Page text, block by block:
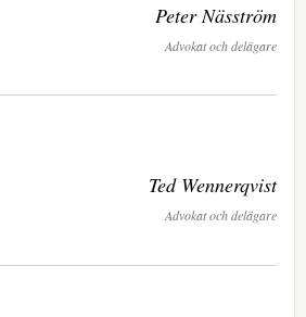
Peter Näsström
Advokat och delägare
Ted Wennerqvist
Advokat och delägare